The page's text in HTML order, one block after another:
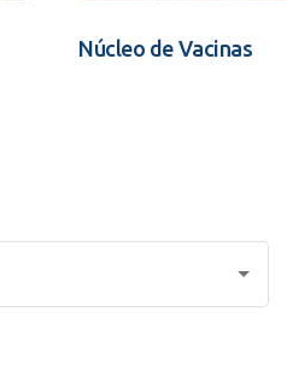
Núcleo de Vacinas